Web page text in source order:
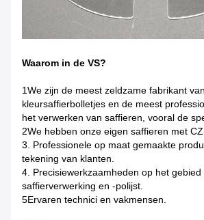
Waarom in de VS?
1We zijn de meest zeldzame fabrikant van
kleursaffierbolletjes en de meest
het verwerken van saffieren, vooral de
2We hebben onze eigen saffieren met
3. Professionele op maat gemaakte
tekening van klanten.
4. Precisiewerkzaamheden op het gebied
saffierverwerking en -polijst.
5Ervaren technici en vakmensen.